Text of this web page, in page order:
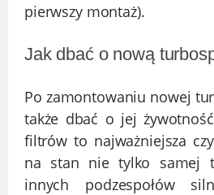
pierwszy montaż).
Jak dbać o nową
Po zamontowaniu nowej
także dbać o jej
filtrów to najważniejsza
na stan nie tylko samej
innych podzespołów